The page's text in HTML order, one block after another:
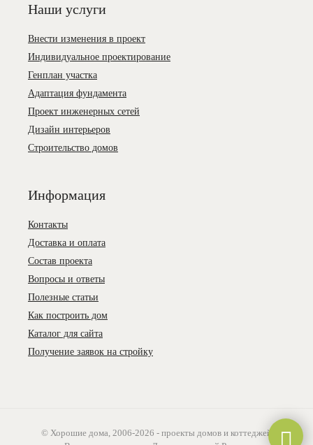
Наши услуги
Внести изменения в проект
Индивидуальное проектирование
Генплан участка
Адаптация фундамента
Проект инженерных сетей
Дизайн интерьеров
Строительство домов
Информация
Контакты
Доставка и оплата
Состав проекта
Вопросы и ответы
Полезные статьи
Как построить дом
Каталог для сайта
Получение заявок на стройку
© Хорошие дома, 2006-2026 - проекты домов и коттеджей